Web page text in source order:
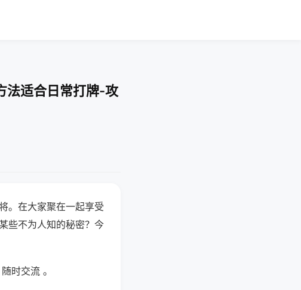
法适合日常打牌-攻
。在大家聚在一起享受
些不为人知的秘密？今
时交流 。